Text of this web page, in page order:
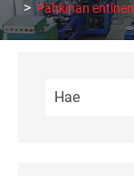
Pähkinän entinen